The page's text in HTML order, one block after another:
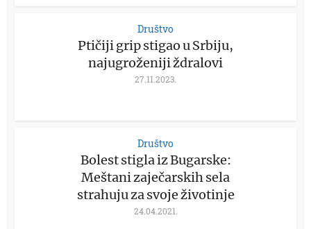
Društvo
Ptičiji grip stigao u Srbiju,
najugroženiji ždralovi
27.11.2023.
Društvo
Bolest stigla iz Bugarske:
Meštani zaječarskih sela
strahuju za svoje životinje
24.04.2021.